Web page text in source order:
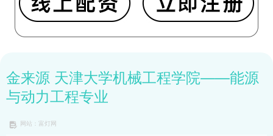
金来源 天津大学机械工程学院——能源
与动力工程专业
网站：富灯网